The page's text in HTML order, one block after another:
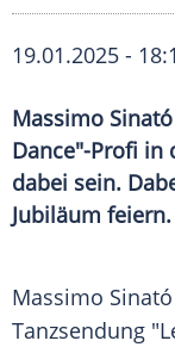
19.01.2025 -
Massimo
Dance"-Profi in
dabei sein.
Jubiläum feiern.
Massimo
Tanzsendung